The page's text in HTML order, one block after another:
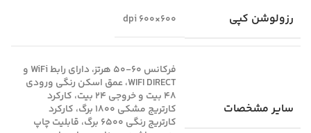
رزولوشن کپی 600×600 dpi
سایر مشخصات
فرکانس 60-50 هرتز، دارای رابط WiFi و
WIFI DIRECT، عمق اسکن رنگی ورودی
۴۸ بیت و خروجی ۲۴ بیت، کارکرد
کارتریج مشکی ۱۸۰۰ برگ، کارکرد
کارتریج رنگی ۶۵۰۰ برگ، قابلیت چاپ